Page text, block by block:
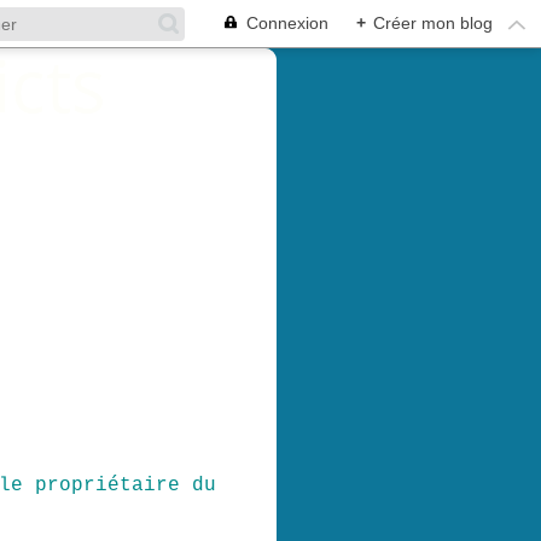
Connexion + Créer mon blog
propriétaire du